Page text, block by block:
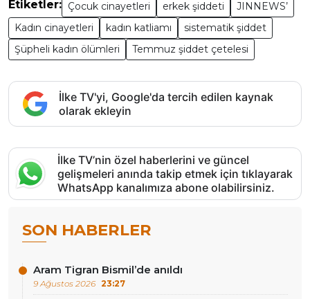
Etiketler: Çocuk cinayetleri erkek şiddeti
JINNEWS’
Kadın cinayetleri
kadın katliamı
sistematik şiddet
Şüpheli kadın ölümleri
Temmuz şiddet çetelesi
İlke TV'yi, Google'da tercih edilen kaynak
olarak ekleyin
İlke TV’nin özel haberlerini ve güncel
gelişmeleri anında takip etmek için tıklayarak
WhatsApp kanalımıza abone olabilirsiniz.
SON HABERLER
Aram Tigran Bismil’de anıldı
9 Ağustos 2026 23:27